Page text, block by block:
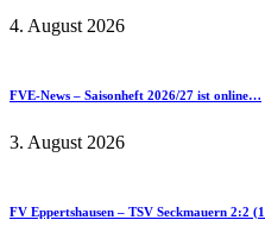
4. August 2026
FVE-News – Saisonheft 2026/27 ist online…
3. August 2026
FV Eppertshausen – TSV Seckmauern 2:2